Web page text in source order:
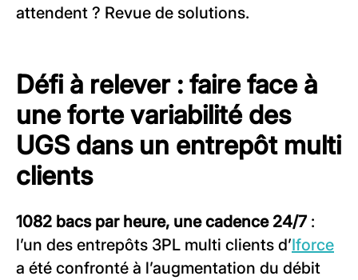
attendent ? Revue de solutions.
Défi à relever : faire face à
une forte variabilité des
UGS dans un entrepôt multi
clients
1082 bacs par heure, une cadence 24/7:
l’un des entrepôts 3PL multi clients d’Iforce
a été confronté à l’augmentation du débit